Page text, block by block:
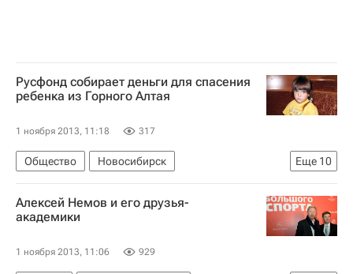
Русфонд собирает деньги для спасения
ребенка из Горного Алтая
1 ноября 2013, 11:18 317
Еще 10
Общество
Новосибирск
Республика Алтай
Жизнь без преград
Горно-Алтайск
Весь мир
Международный финансовый клуб
Алексей Немов и его друзья-
академики
1 ноября 2013, 11:06 929